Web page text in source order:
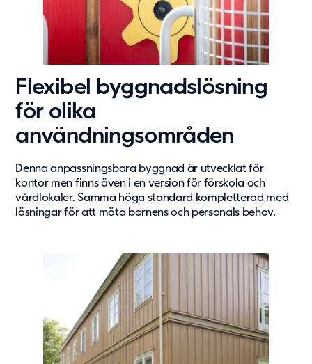
Hållbarhet
Om oss
Om Adapteo
Press & Media
Karriär
Service & Support
Det senaste från Adapteo
Artiklar, guider & insikter
Flexibel byggnadslösning
för olika
användningsområden
Denna anpassningsbara byggnad är utvecklat för
kontor men finns även i en version för förskola och
vårdlokaler. Samma höga standard kompletterad med
lösningar för att möta barnens och personals behov.